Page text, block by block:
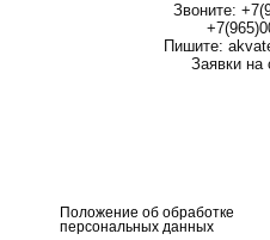
Звоните:
Пишите:
Заявки на
Положение об обработке
персональных данных